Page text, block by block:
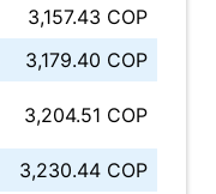
3,157.43 COP
3,179.40 COP
3,204.51 COP
3,230.44 COP